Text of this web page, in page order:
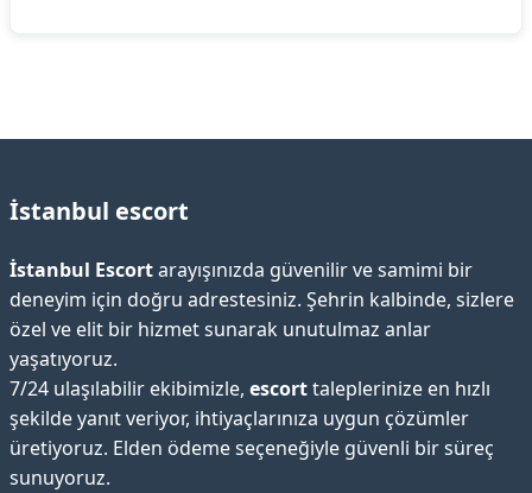
İstanbul escort
İstanbul Escortarayışınızda güvenilir ve samimi bir
deneyim için doğru adrestesiniz. Şehrin kalbinde, sizlere
özel ve elit bir hizmet sunarak unutulmaz anlar
yaşatıyoruz.
7/24 ulaşılabilir ekibimizle, escorttaleplerinize en hızlı
şekilde yanıt veriyor, ihtiyaçlarınıza uygun çözümler
üretiyoruz. Elden ödeme seçeneğiyle güvenli bir süreç
sunuyoruz.